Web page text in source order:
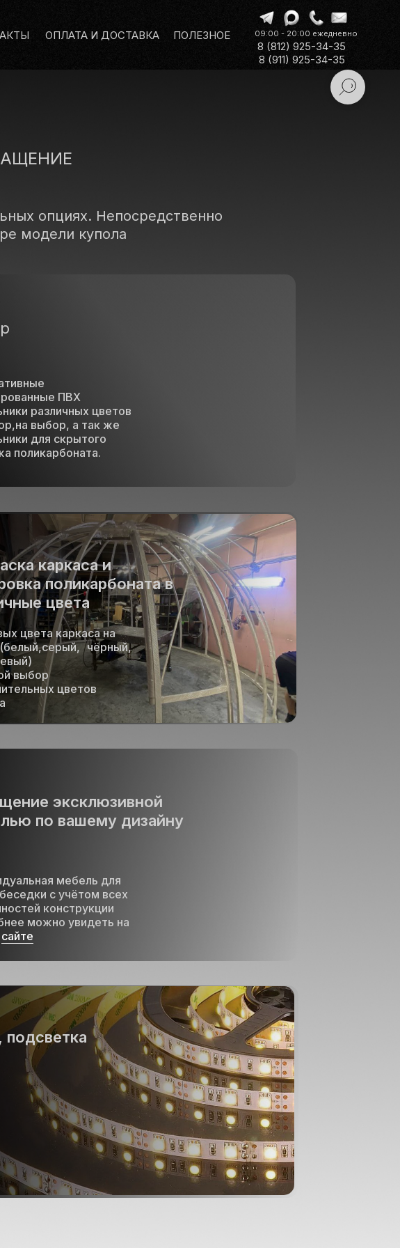
09:00 - 20:00 ежедневно
8 (812) 925-34-35
8 (911) 925-34-35
ОПЛАТА И ДОСТАВКА ПОЛЕЗНОЕ
опциях. Непосредственно
модели купола
ПВХ
различных цветов
выбор, а так же
для скрытого
поликарбоната.
эксклюзивной
по вашему дизайну
мебель для
с учётом всех
конструкции
можно увидеть на
сайте
подсветка
каркаса и
поликарбоната в
цвета
цвета каркаса на
чёрный,
выбор
цветов